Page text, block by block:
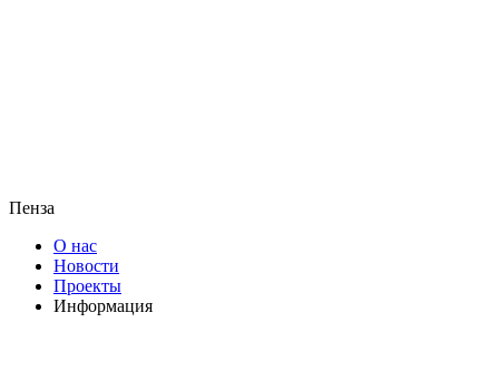
Пенза
О нас
Новости
Проекты
Информация